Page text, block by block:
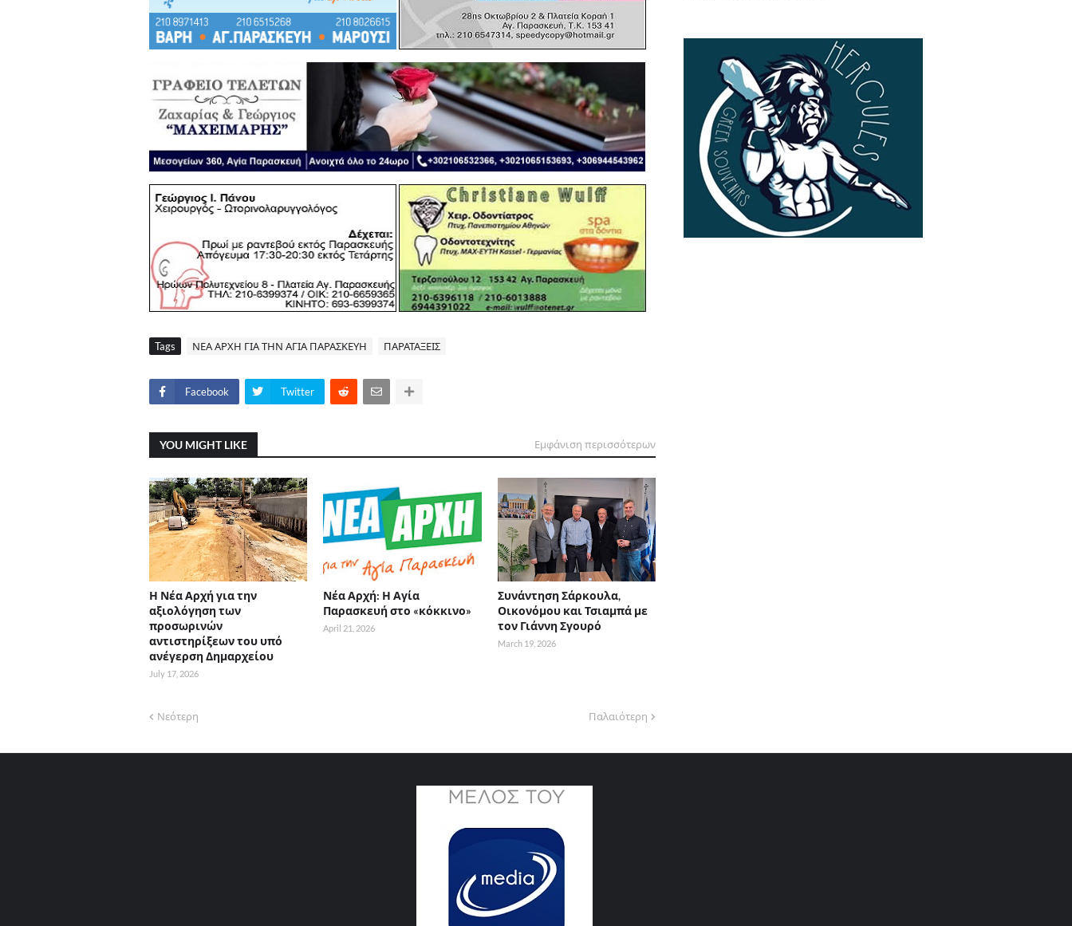
Tags ΝΕΑ ΑΡΧΗ ΓΙΑ ΤΗΝ ΑΓΙΑ ΠΑΡΑΣΚΕΥΗ ΠΑΡΑΤΑΞΕΙΣ
Facebook Twitter
YOU MIGHT LIKE Εμφάνιση περισσότερων
Η Νέα Αρχή για την
αξιολόγηση των
προσωρινών
αντιστηρίξεων του υπό
ανέγερση Δημαρχείου
July 17, 2026
Νέα Αρχή: Η Αγία
Παρασκευή στο «κόκκινο»
April 21, 2026
Συνάντηση Σάρκουλα,
Οικονόμου και Τσιαμπά με
τον Γιάννη Σγουρό
March 19, 2026
Νεότερη Παλαιότερη